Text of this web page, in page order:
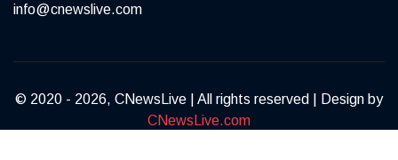
info@cnewslive.com
© 2020 - 2026, CNewsLive | All rights reserved | Design by
CNewsLive.com